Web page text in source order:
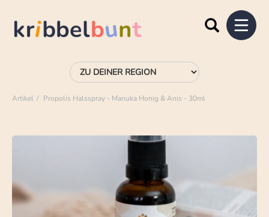
Artikel Propolis Halsspray - Manuka Honig & Anis - 30ml